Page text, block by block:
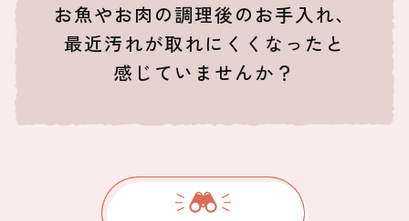
お魚やお肉の調理後のお手入れ、
最近汚れが取れにくくなったと
感じていませんか？